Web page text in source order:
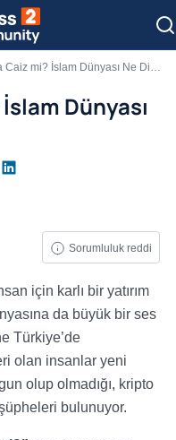
mi? İslam Dünyası Ne Diyor?
Dünyası
Sorumluluk reddi
için karlı bir yatırım
da büyük bir ses
Türkiye’de
olan insanlar yeni
olup olmadığı, kripto
bulunuyor.